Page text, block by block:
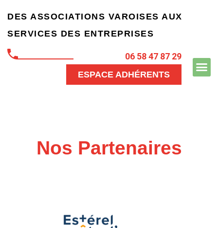
DES ASSOCIATIONS VAROISES AUX
SERVICES DES ENTREPRISES
06 58 47 87 29
ESPACE ADHÉRENTS
Nos Partenaires